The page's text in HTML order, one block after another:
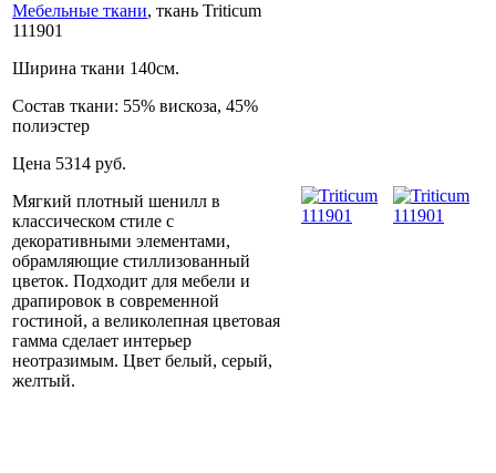
Мебельные ткани, ткань Triticum
111901
Ширина ткани 140см.
Состав ткани: 55% вискоза, 45%
полиэстер
Цена 5314 руб.
Мягкий плотный шенилл в
классическом стиле с
декоративными элементами,
обрамляющие стиллизованный
цветок. Подходит для мебели и
драпировок в современной
гостиной, а великолепная цветовая
гамма сделает интерьер
неотразимым. Цвет белый, серый,
желтый.